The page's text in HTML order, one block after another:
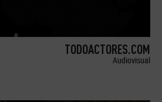
TODOACTORES.COM
Audiovisual